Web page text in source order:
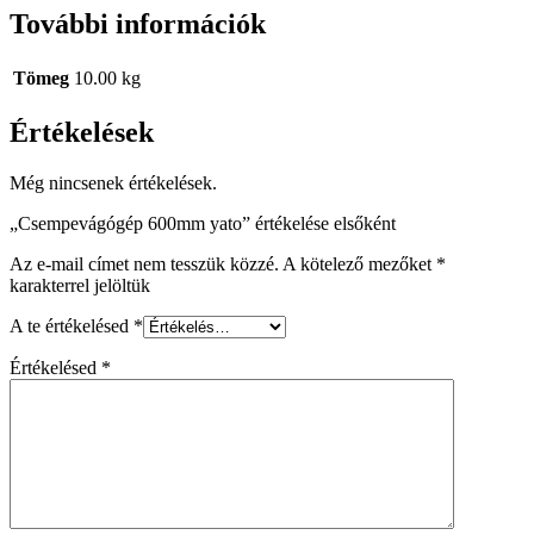
További információk
Tömeg 10.00 kg
Értékelések
Még nincsenek értékelések.
„Csempevágógép 600mm yato” értékelése elsőként
Az e-mail címet nem tesszük közzé. A kötelező mezőket *
karakterrel jelöltük
A te értékelésed *
Értékelésed *